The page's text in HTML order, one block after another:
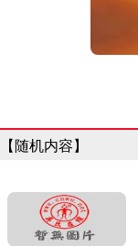
【随机内容】